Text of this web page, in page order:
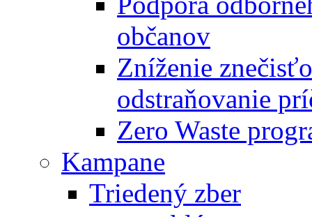
občanov
Zníženie
odstraňovanie
Zero Waste
Kampane
Triedený zber